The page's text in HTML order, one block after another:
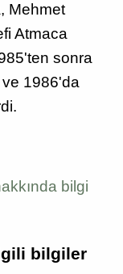
Mehmet
Atmaca
sonra
ve 1986'da
bilgi
bilgiler